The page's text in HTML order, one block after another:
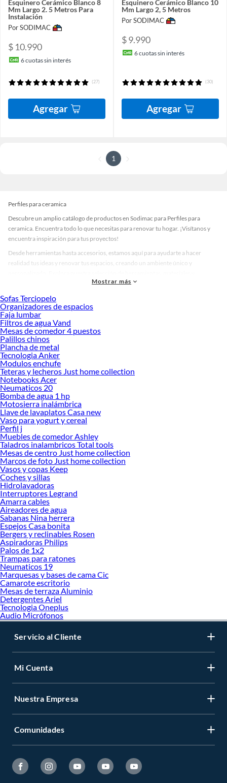
Esquinero Cerámico Blanco 8
Mm Largo 2. 5 Metros Para
Instalación
Por SODIMAC
$ 10.990
6cuotas sin interés
(27)
Agregar
Esquinero Cerámico Blanco 10
Mm Largo 2, 5 Metros
Por SODIMAC
$ 9.990
6cuotas sin interés
(30)
Agregar
1
Perfiles para ceramica
Descubre un amplio catálogo de productos en Sodimac para Perfiles para
ceramica. Encuentra todo lo que necesitas para renovar tu hogar. ¡Visítanos y
encuentra inspiración para tus proyectos!
Desde herramientas hasta accesorios, estamos aquí para ayudarte a hacer
realidad tus ideas y renovar tus espacios, creando un ambiente único y
accesorios de calidad que te ayudarán a crear un espacio más tú.
Desde remodelaciones hasta proyectos de decoración, estamos aquí para hacer
tus ideas realidad. ¡Visítanos y encuentra todo lo que tenemos para ofrecerte en
Perfiles para ceramica!
Explora la variedad de productos de Perfiles para ceramica en Sodimac
Herramientas, materiales y accesorios de calidad para tus proyectos y
renovación de espacios. ¡Visítanos y descubre todo lo que tenemos para
ofrecerte!
Encuentra una amplia variedad de productos de Perfiles para ceramica en
Sodimac. Encuentra todo lo necesario para tus proyectos de renovación y
decoración. ¡Visítanos y haz tus ideas realidad!
Mostrar más
Sofas Terciopelo
Organizadores de espacios
Faja lumbar
Filtros de agua Vand
Mesas de comedor 4 puestos
Palillos chinos
Plancha de metal
Tecnologia Anker
Modulos enchufe
Teteras y lecheros Just home collection
Notebooks Acer
Neumaticos 20
Bomba de agua 1 hp
Motosierra inalámbrica
Llave de lavaplatos Casa new
Vaso para yogurt y cereal
Perfil j
Muebles de comedor Ashley
Taladros inalambricos Total tools
Mesas de centro Just home collection
Marcos de foto Just home collection
Vasos y copas Keep
Coches y sillas
Hidrolavadoras
Interruptores Legrand
Amarra cables
Aireadores de agua
Sabanas Nina herrera
Espejos Casa bonita
Bergers y reclinables Rosen
Aspiradoras Philips
Palos de 1x2
Trampas para ratones
Neumaticos 19
Marquesas y bases de cama Cic
Camarote escritorio
Mesas de terraza Aluminio
Detergentes Ariel
Tecnologia Oneplus
Audio Micrófonos
Servicio al Cliente
Mi Cuenta
Nuestra Empresa
Comunidades